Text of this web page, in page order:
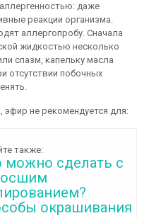
даже
реакции организма.
аллергопробу. Сначала
жидкостью несколько
спазм, капельку масла
отсутствии побочных
не рекомендуется для:
также:
можно сделать с
окрашивания